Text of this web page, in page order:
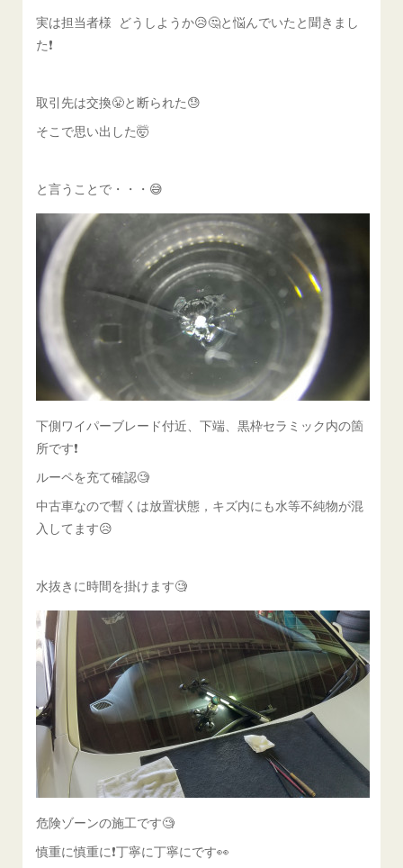
実は担当者様 どうしようか😥🤔と悩んでいたと聞きまし
た❗️
取引先は交換😤と断られた😓
そこで思い出した🤯
と言うことで・・・😅
下側ワイパーブレード付近、下端、黒枠セラミック内の箇
所です❗️
ルーペを充て確認🧐
中古車なので暫くは放置状態，キズ内にも水等不純物が混
入してます😥
水抜きに時間を掛けます🧐
危険ゾーンの施工です🧐
慎重に慎重に❗️丁寧に丁寧にです👀